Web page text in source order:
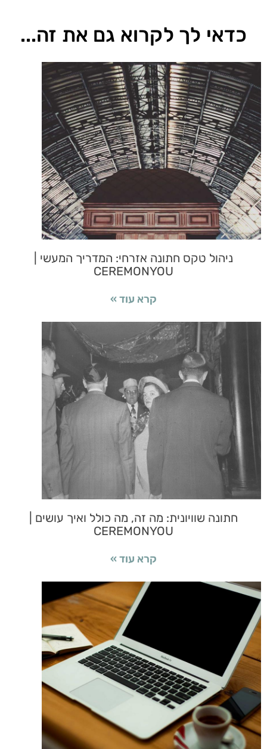
כדאי לך לקרוא גם את זה...
ניהול טקס חתונה אזרחי: המדריך המעשי |
CEREMONYOU
קרא עוד »
חתונה שוויונית: מה זה, מה כולל ואיך עושים |
CEREMONYOU
קרא עוד »